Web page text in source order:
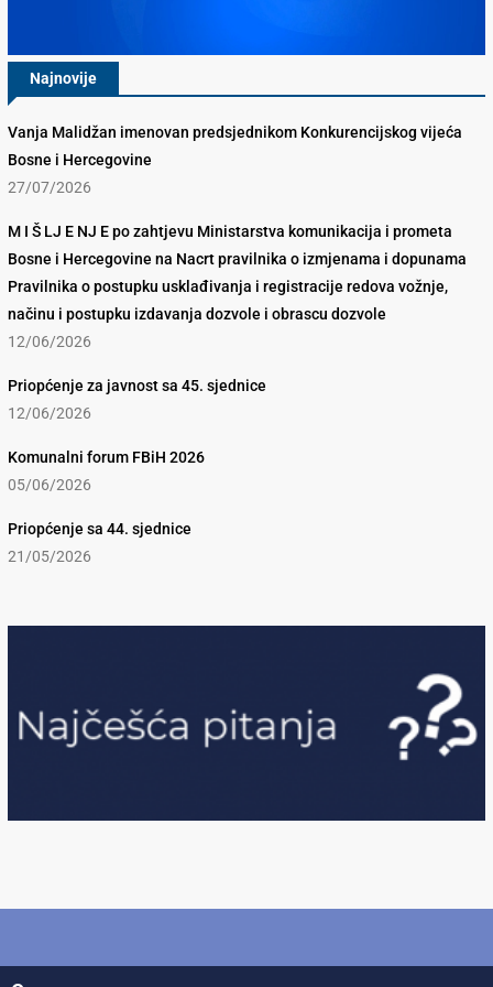
Najnovije
Vanja Malidžan imenovan predsjednikom Konkurencijskog vijeća
Bosne i Hercegovine
27/07/2026
M I Š LJ E NJ E po zahtjevu Ministarstva komunikacija i prometa
Bosne i Hercegovine na Nacrt pravilnika o izmjenama i dopunama
Pravilnika o postupku usklađivanja i registracije redova vožnje,
načinu i postupku izdavanja dozvole i obrascu dozvole
12/06/2026
Priopćenje za javnost sa 45. sjednice
12/06/2026
Komunalni forum FBiH 2026
05/06/2026
Priopćenje sa 44. sjednice
21/05/2026